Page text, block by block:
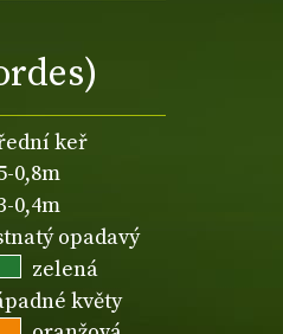
keř
0,8m
0,4m
opadavý
zelená
květy